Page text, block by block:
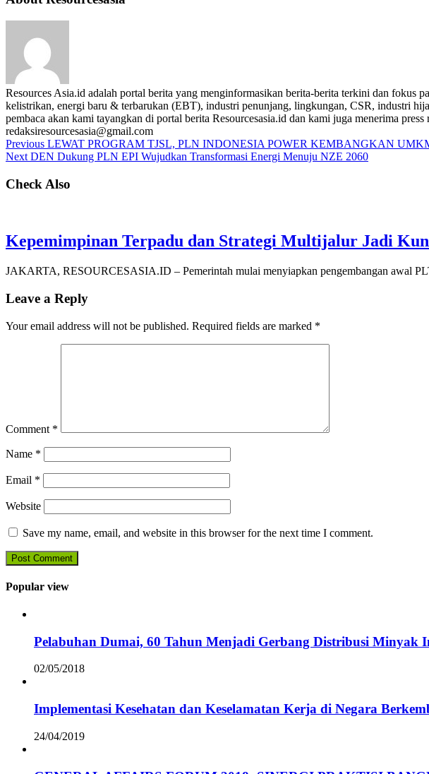
Resources Asia.id adalah portal berita yang menginformasikan berita-berita terkini dan
kelistrikan, energi baru & terbarukan (EBT), industri penunjang, lingkungan, CSR, industri
pembaca akan kami tayangkan di portal berita Resourcesasia.id dan kami juga menerima
redaksiresourcesasia@gmail.com
Previous LEWAT PROGRAM TJSL, PLN INDONESIA POWER KEMBANGKAN
Next DEN Dukung PLN EPI Wujudkan Transformasi Energi Menuju NZE 2060
Check Also
Kepemimpinan Terpadu dan Strategi Multijalur Jadi
JAKARTA, RESOURCESASIA.ID – Pemerintah mulai menyiapkan pengembangan awal
Leave a Reply
Your email address will not be published. Required fields are marked *
Comment *
Name *
Email *
Website
Save my name, email, and website in this browser for the next time I comment.
Popular view
Pelabuhan Dumai, 60 Tahun Menjadi Gerbang Distribusi Minyak
02/05/2018
Implementasi Kesehatan dan Keselamatan Kerja di Negara
24/04/2019